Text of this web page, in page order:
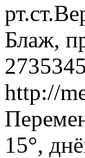
Блаж,
http://
15°,